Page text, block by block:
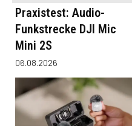
Praxistest: Audio-
Funkstrecke DJI Mic
Mini 2S
06.08.2026